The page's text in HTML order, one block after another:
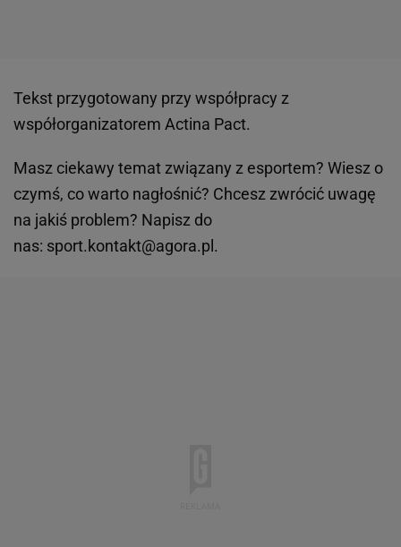
Tekst przygotowany przy współpracy z
współorganizatorem Actina Pact.
Masz ciekawy temat związany z esportem? Wiesz o
czymś, co warto nagłośnić? Chcesz zwrócić uwagę
na jakiś problem? Napisz do
nas: sport.kontakt@agora.pl.